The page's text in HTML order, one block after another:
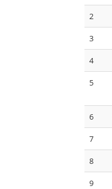
2
3
4
5
6
7
8
9